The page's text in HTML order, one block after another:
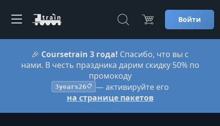
Войти
🎉 Coursetrain 3 года! Спасибо, что вы с
нами. В честь праздника дарим скидку 50% по
промокоду
3years26📋 — активируйте его
на странице пакетов